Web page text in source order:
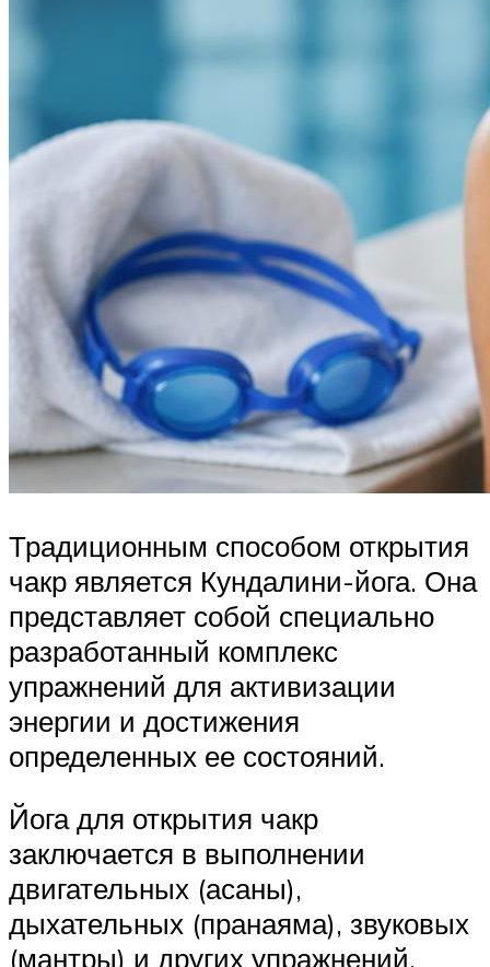
Традиционным способом открытия
чакр является Кундалини-йога. Она
представляет собой специально
разработанный комплекс
упражнений для активизации
энергии и достижения
определенных ее состояний.
Йога для открытия чакр
заключается в выполнении
двигательных (асаны),
дыхательных (пранаяма), звуковых
(мантры) и других упражнений.